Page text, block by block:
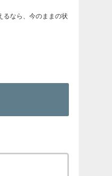
るなら、今のままの状